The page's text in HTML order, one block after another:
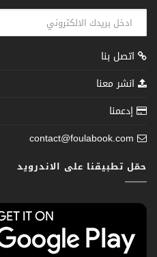
اتصل بنا
انشر معنا
إدعمنا
contact@foulabook.com
حمّل تطبيقنا على الاندرويد